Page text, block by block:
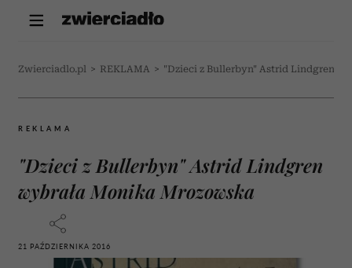
Zwierciadlo.pl > REKLAMA > "Dzieci z Bullerbyn" Astrid Lindgren
REKLAMA
"Dzieci z Bullerbyn" Astrid Lindgren
wybrała Monika Mrozowska
21 PAŹDZIERNIKA 2016